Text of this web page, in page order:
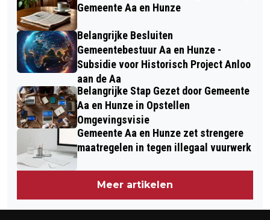
Gemeente Aa en Hunze
Belangrijke Besluiten
Gemeentebestuur Aa en Hunze -
Subsidie voor Historisch Project Anloo
aan de Aa
Belangrijke Stap Gezet door Gemeente
Aa en Hunze in Opstellen
Omgevingsvisie
Gemeente Aa en Hunze zet strengere
maatregelen in tegen illegaal vuurwerk
Meer artikelen